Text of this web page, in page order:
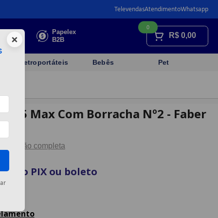
TelevendasAtendimentoWhatsapp
Faça sua
cotação
Papelex
B2B
R$ 0,00
0
Eletroportáteis Bebês Pet
Max Com Borracha Nº2 - Faber
Descrição completa
no PIX ou boleto
×